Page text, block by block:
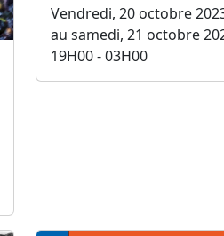
Vendredi, 20 octobre
au samedi, 21 octobre
19H00 - 03H00